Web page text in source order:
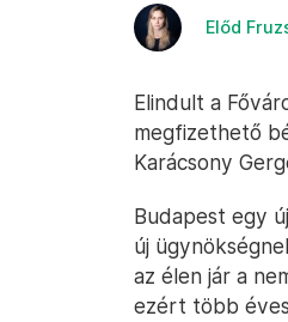
Előd
Elindult a
megfizethető
Karácsony
Budapest egy
új
az élen jár a
ezért több